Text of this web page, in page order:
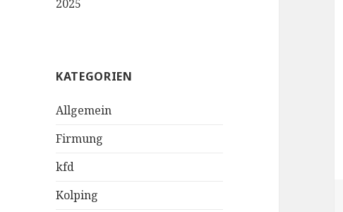
2025
KATEGORIEN
Allgemein
Firmung
kfd
Kolping